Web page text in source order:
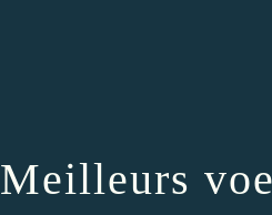
Meilleurs